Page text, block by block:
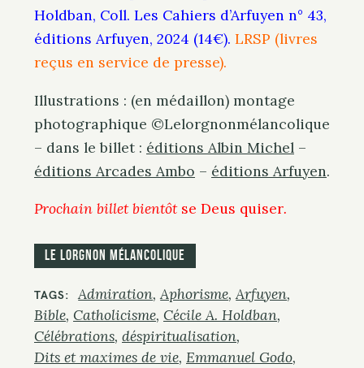
Holdban, Coll. Les Cahiers d’Arfuyen n° 43,
éditions Arfuyen, 2024 (14€). LRSP (livres
reçus en service de presse).
Illustrations : (en médaillon) montage
photographique ©Lelorgnonmélancolique
– dans le billet : éditions Albin Michel –
éditions Arcades Ambo – éditions Arfuyen.
Prochain billet bientôt se Deus quiser.
Le Lorgnon mélancolique
TAGS Admiration Aphorisme Arfuyen
Bible Catholicisme Cécile A. Holdban
Célébrations déspiritualisation
Dits et maximes de vie Emmanuel Godo